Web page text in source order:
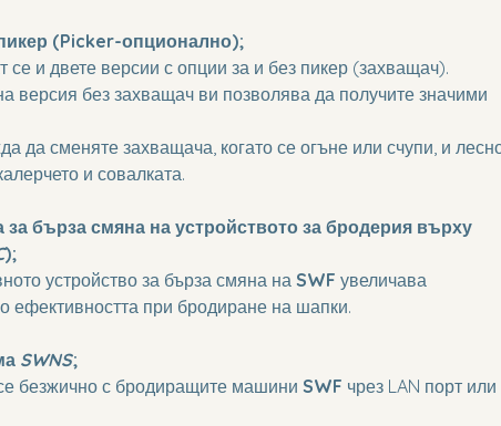
(Picker-опционално);
се и двете версии с опции за и без пикер (захващач).
версия без захващач ви позволява да получите значими
да сменяте захващача, когато се огъне или счупи, и
и совалката.
за бърза смяна на устройството за бродерия върху
);
устройство за бърза смяна на SWF увеличава
ефективността при бродиране на шапки.
SWNS;
безжично с бродиращите машини SWF чрез LAN порт или